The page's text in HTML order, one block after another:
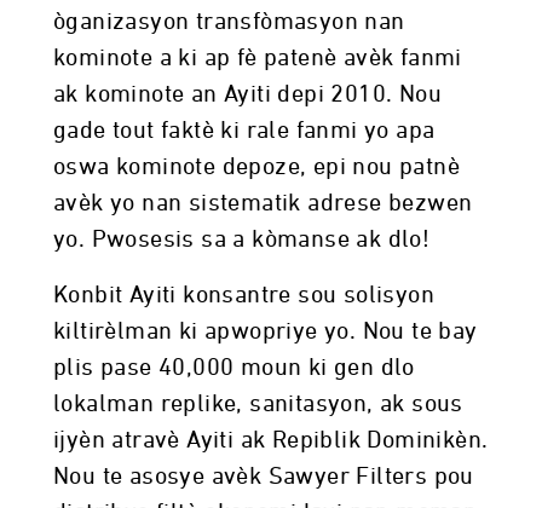
òganizasyon transfòmasyon nan
kominote a ki ap fè patenè avèk fanmi
ak kominote an Ayiti depi 2010. Nou
gade tout faktè ki rale fanmi yo apa
oswa kominote depoze, epi nou patnè
avèk yo nan sistematik adrese bezwen
yo. Pwosesis sa a kòmanse ak dlo!
Konbit Ayiti konsantre sou solisyon
kiltirèlman ki apwopriye yo. Nou te bay
plis pase 40,000 moun ki gen dlo
lokalman replike, sanitasyon, ak sous
ijyèn atravè Ayiti ak Repiblik Dominikèn.
Nou te asosye avèk Sawyer Filters pou